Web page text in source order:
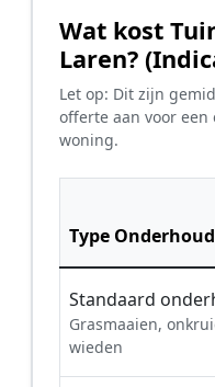
Wat kost
Laren?
Let op: Dit zijn
offerte aan voor
woning.
Type Onderhoud
Standaard
Grasmaaien,
wieden